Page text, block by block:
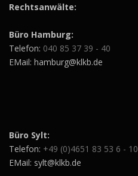
Rechtsanwälte:
Büro Hamburg:
Telefon: 040 85 37 39 - 40
EMail: hamburg@klkb.de
Büro Sylt:
Telefon: +49 (0)4651 83 53 6 - 10
EMail: sylt@klkb.de